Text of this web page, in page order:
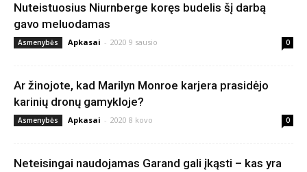
Nuteistuosius Niurnberge koręs budelis šį darbą
gavo meluodamas
Asmenybės Apkasai - 2020 9 sausio 0
Ar žinojote, kad Marilyn Monroe karjera prasidėjo
karinių dronų gamykloje?
Asmenybės Apkasai - 2020 8 kovo 0
Neteisingai naudojamas Garand gali įkąsti – kas yra